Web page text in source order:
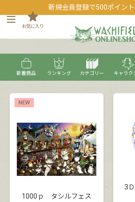
新規会員登録で500ポイン
お気に入り
新着商品 ランキング カテゴリー キャラク
新着順 おすすめ順 価格が安い
NEW
1000ｐ タシルフェス
3